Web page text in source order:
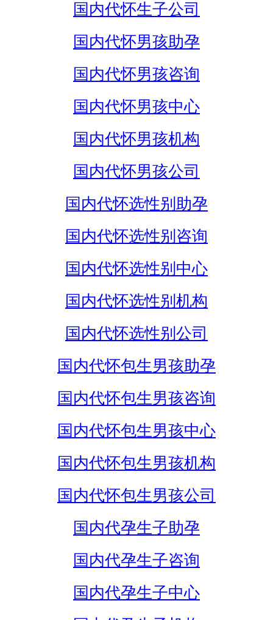
国内代怀生子公司
国内代怀男孩助孕
国内代怀男孩咨询
国内代怀男孩中心
国内代怀男孩机构
国内代怀男孩公司
国内代怀选性别助孕
国内代怀选性别咨询
国内代怀选性别中心
国内代怀选性别机构
国内代怀选性别公司
国内代怀包生男孩助孕
国内代怀包生男孩咨询
国内代怀包生男孩中心
国内代怀包生男孩机构
国内代怀包生男孩公司
国内代孕生子助孕
国内代孕生子咨询
国内代孕生子中心